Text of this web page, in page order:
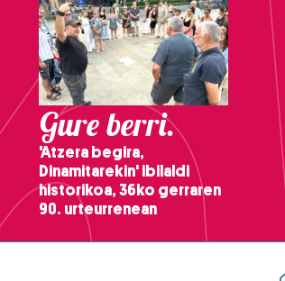
Gure berri.
'Atzera begira,
Dinamitarekin' ibilaldi
historikoa, 36ko gerraren
90. urteurrenean